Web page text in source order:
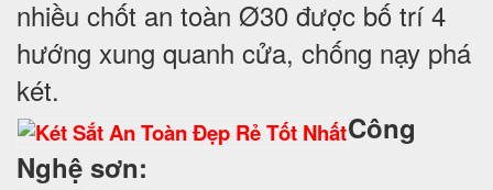
nhiều chốt an toàn Ø30 được bố trí 4
hướng xung quanh cửa, chống nạy phá
két.
Công
Nghệ sơn: